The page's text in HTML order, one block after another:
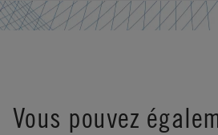
Vous pouvez